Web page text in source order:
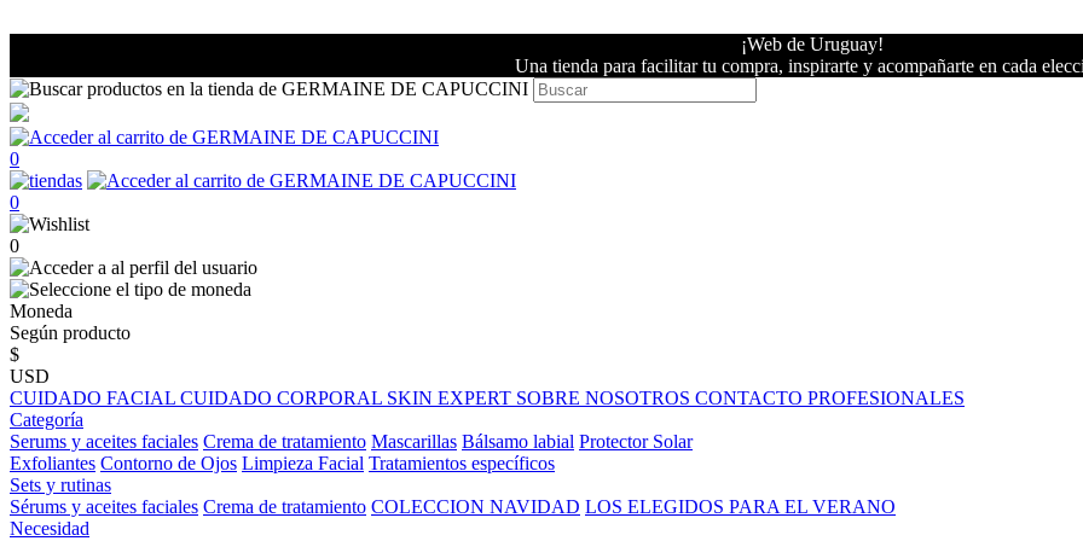
¡Web de Uruguay!
Una tienda para facilitar tu compra, inspirarte y acompañarte en cada
0
0
0
Moneda
Según producto
$
USD
CUIDADO FACIAL CUIDADO CORPORAL SKIN EXPERT SOBRE NOSOTROS CONTACTO PROFESIONALES
Categoría
Serums y aceites faciales Crema de tratamiento Mascarillas Bálsamo labial Protector Solar
Exfoliantes Contorno de Ojos Limpieza Facial Tratamientos específicos
Sets y rutinas
Sérums y aceites faciales Crema de tratamiento COLECCION NAVIDAD LOS ELEGIDOS PARA EL VERANO
Necesidad